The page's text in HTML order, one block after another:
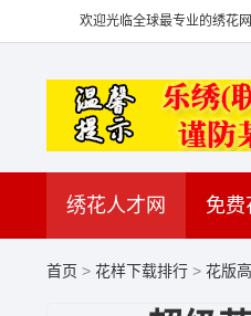
欢迎光临全球最专业的绣花
绣花人才网 免费
首页 > 花样下载排行 > 花版